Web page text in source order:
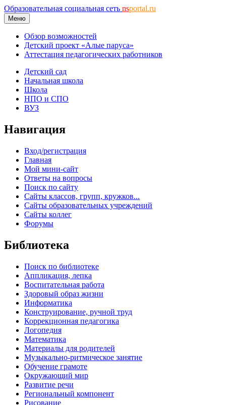
Образовательная социальная сеть nsportal.ru
Меню
Обзор возможностей
Детский проект «Алые паруса»
Аттестация педагогических работников
Детский сад
Начальная школа
Школа
НПО и СПО
ВУЗ
Навигация
Вход/регистрация
Главная
Мой мини-сайт
Ответы на вопросы
Поиск по сайту
Сайты классов, групп, кружков...
Сайты образовательных учреждений
Сайты коллег
Форумы
Библиотека
Поиск по библиотеке
Аппликация, лепка
Воспитательная работа
Здоровый образ жизни
Информатика
Конструирование, ручной труд
Коррекционная педагогика
Логопедия
Математика
Материалы для родителей
Музыкально-ритмическое занятие
Обучение грамоте
Окружающий мир
Развитие речи
Региональный компонент
Рисование